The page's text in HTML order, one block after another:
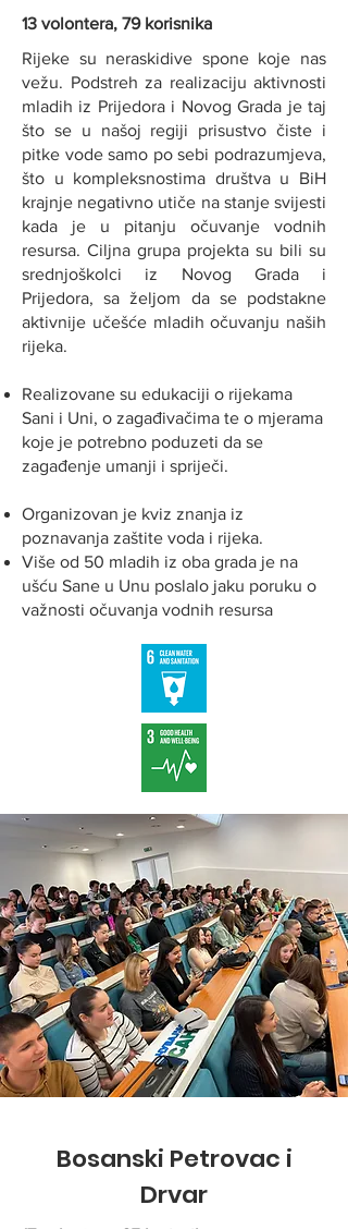
13 volontera, 79 korisnika
Rijeke su neraskidive spone koje nas
vežu. Podstreh za realizaciju aktivnosti
mladih iz Prijedora i Novog Grada je taj
što se u našoj regiji prisustvo čiste i
pitke vode samo po sebi podrazumjeva,
što u kompleksnostima društva u BiH
krajnje negativno utiče na stanje svijesti
kada je u pitanju očuvanje vodnih
resursa. Ciljna grupa projekta su bili su
srednjoškolci iz Novog Grada i
Prijedora, sa željom da se podstakne
aktivnije učešće mladih očuvanju naših
rijeka.
Realizovane su edukaciji o rijekama
Sani i Uni, o zagađivačima te o mjerama
koje je potrebno poduzeti da se
zagađenje umanji i spriječi. ​
Organizovan je kviz znanja iz
poznavanja zaštite voda i rijeka.
Više od 50 mladih iz oba grada je na
ušću Sane u Unu poslalo jaku poruku o
važnosti očuvanja vodnih resursa
Bosanski Petrovac i
Drvar